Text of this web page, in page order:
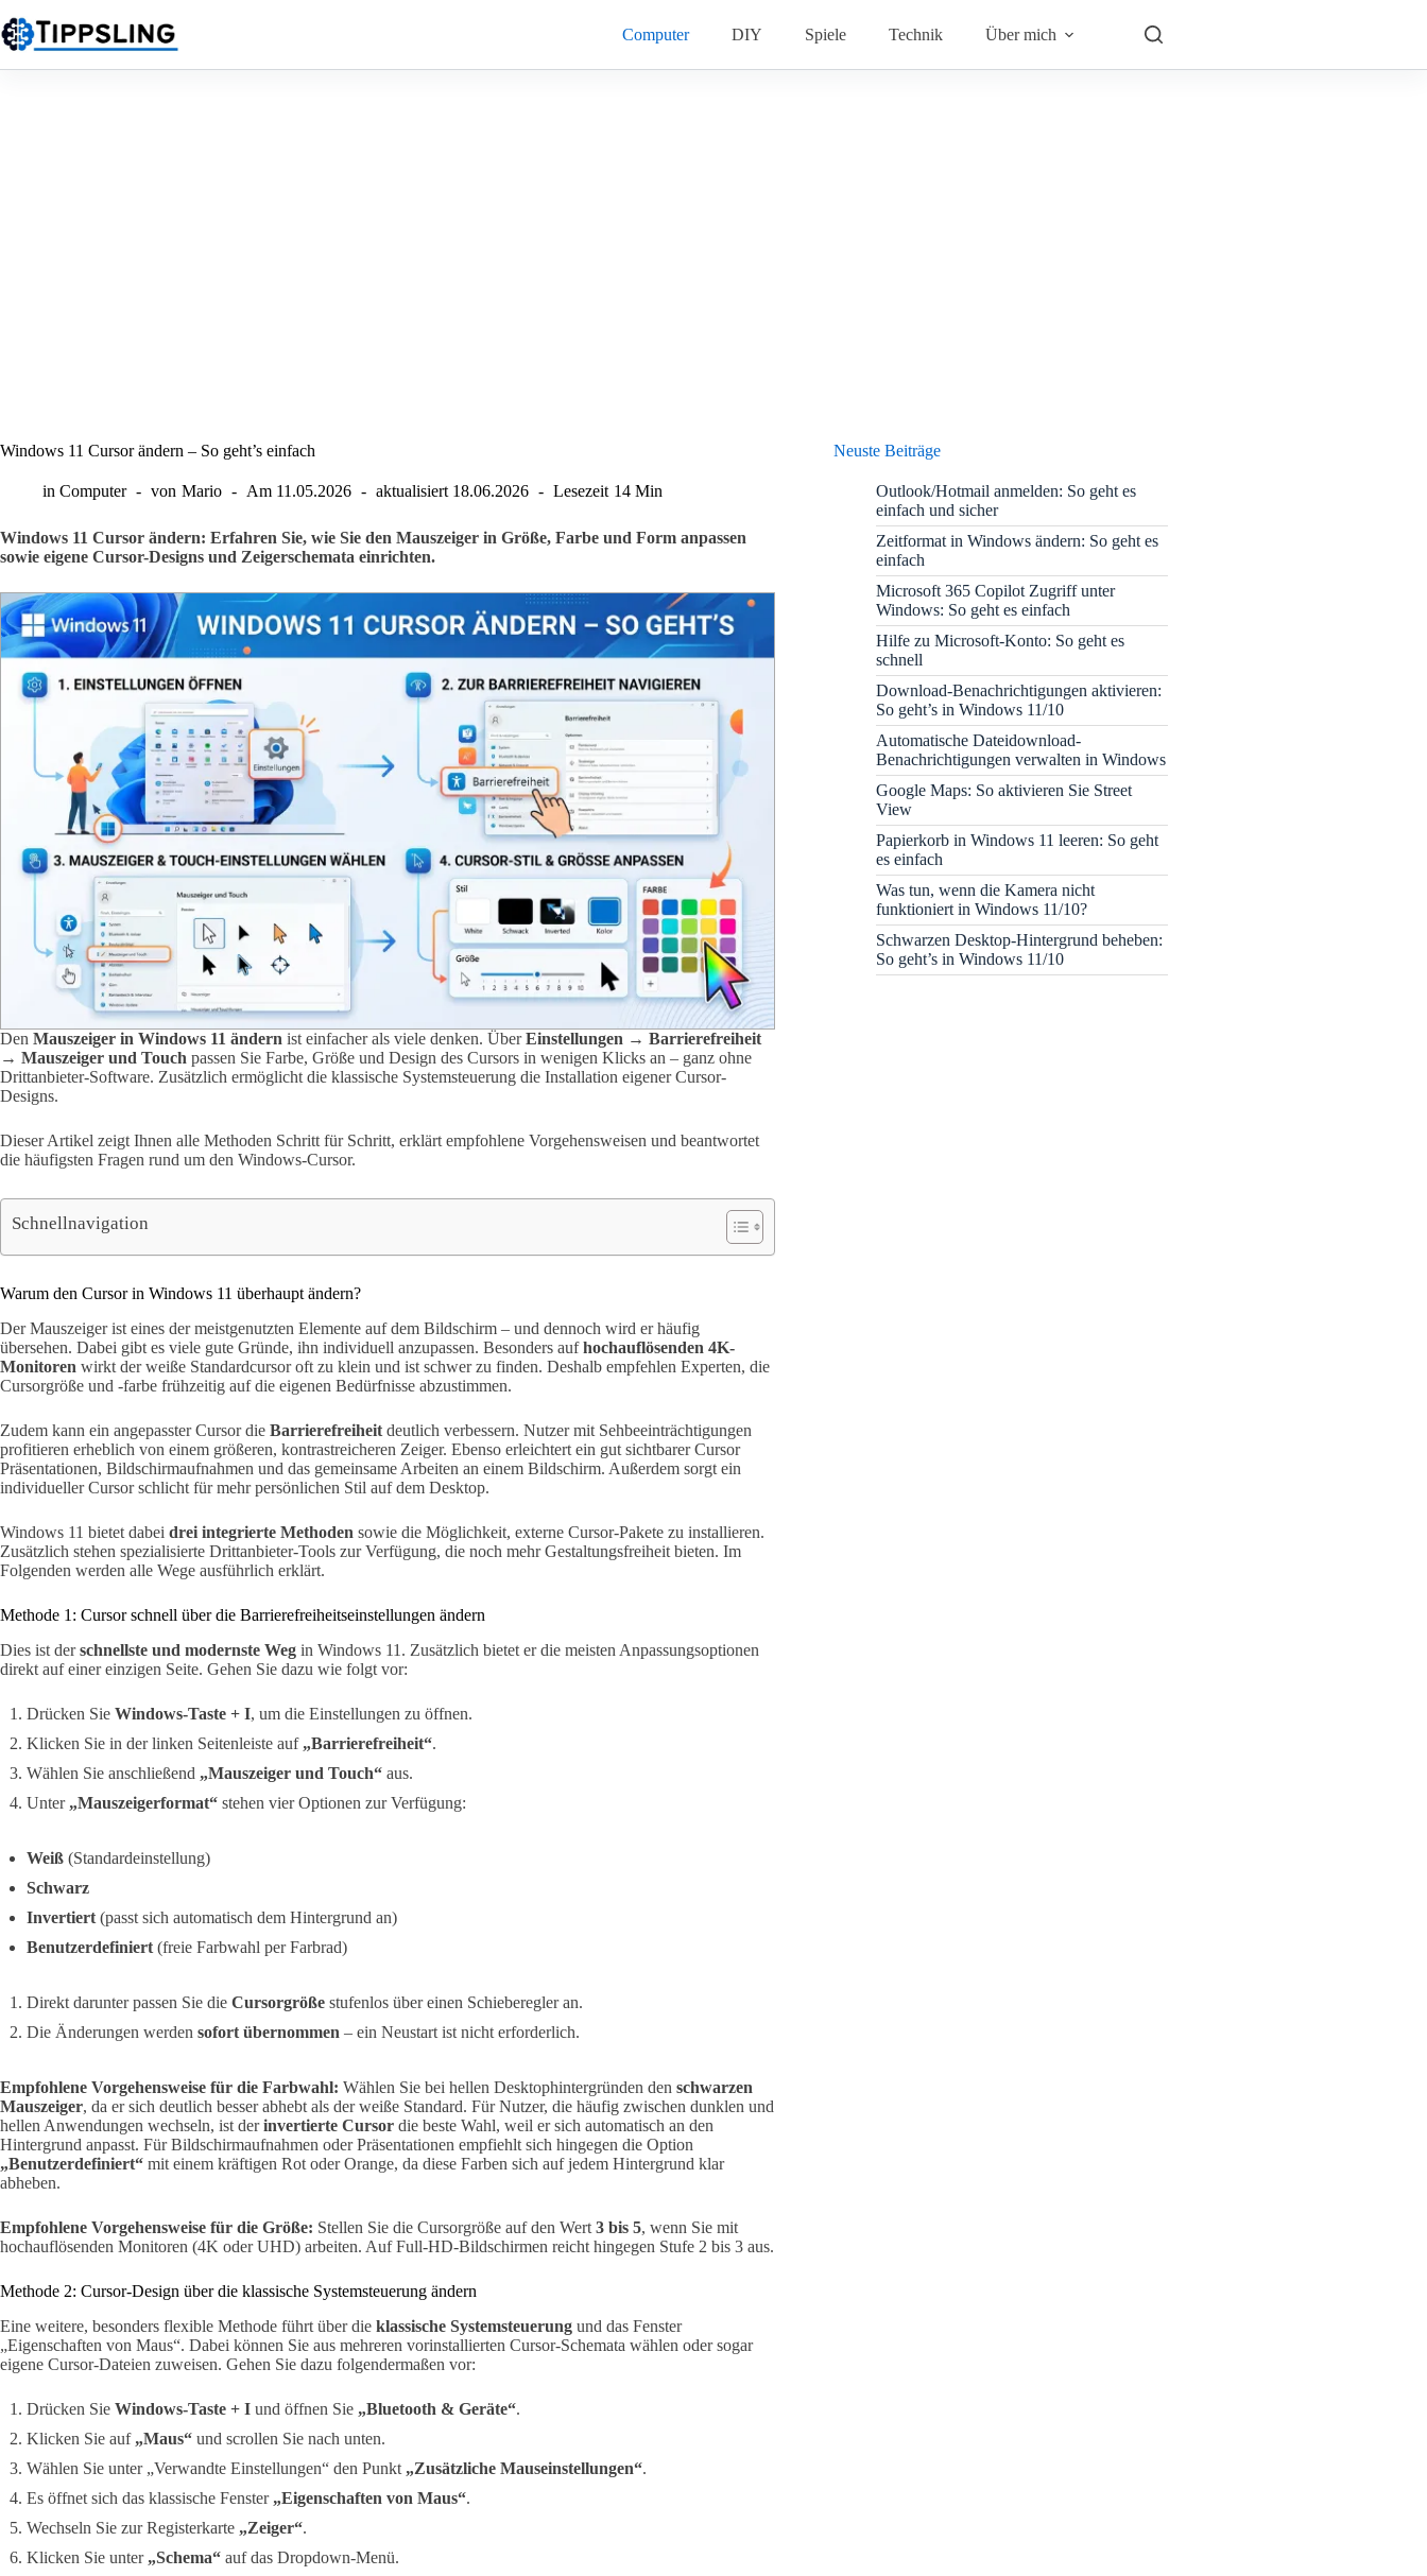
Inhalt
springen
Computer DIY Spiele Technik Über mich
Windows 11 Cursor ändern – So geht’s einfach
in Computer von Mario Am 11.05.2026 aktualisiert 18.06.2026 Lesezeit 14 Min
Windows 11 Cursor ändern: Erfahren Sie, wie Sie den Mauszeiger in Größe, Farbe und Form anpassen
sowie eigene Cursor-Designs und Zeigerschemata einrichten.
Den Mauszeiger in Windows 11 ändern ist einfacher als viele denken. ÜberEinstellungen → Barrierefreiheit
→ Mauszeiger und Touch passen Sie Farbe, Größe und Design des Cursors in wenigen Klicks an – ganz ohne
Drittanbieter-Software. Zusätzlich ermöglicht die klassische Systemsteuerung die Installation eigener Cursor-
Designs.
Dieser Artikel zeigt Ihnen alle Methoden Schritt für Schritt, erklärt empfohlene Vorgehensweisen und beantwortet
die häufigsten Fragen rund um den Windows-Cursor.
Schnellnavigation
Warum den Cursor in Windows 11 überhaupt ändern?
Der Mauszeiger ist eines der meistgenutzten Elemente auf dem Bildschirm – und dennoch wird er häufig
übersehen. Dabei gibt es viele gute Gründe, ihn individuell anzupassen. Besonders aufhochauflösenden 4K-
Monitoren wirkt der weiße Standardcursor oft zu klein und ist schwer zu finden. Deshalb empfehlen Experten, die
Cursorgröße und -farbe frühzeitig auf die eigenen Bedürfnisse abzustimmen.
Zudem kann ein angepasster Cursor die Barrierefreiheit deutlich verbessern. Nutzer mit Sehbeeinträchtigungen
profitieren erheblich von einem größeren, kontrastreicheren Zeiger. Ebenso erleichtert ein gut sichtbarer Cursor
Präsentationen, Bildschirmaufnahmen und das gemeinsame Arbeiten an einem Bildschirm. Außerdem sorgt ein
individueller Cursor schlicht für mehr persönlichen Stil auf dem Desktop.
Windows 11 bietet dabei drei integrierte Methoden sowie die Möglichkeit, externe Cursor-Pakete zu installieren.
Zusätzlich stehen spezialisierte Drittanbieter-Tools zur Verfügung, die noch mehr Gestaltungsfreiheit bieten. Im
Folgenden werden alle Wege ausführlich erklärt.
Methode 1: Cursor schnell über die Barrierefreiheitseinstellungen ändern
Dies ist derschnellste und modernste Weg in Windows 11. Zusätzlich bietet er die meisten Anpassungsoptionen
direkt auf einer einzigen Seite. Gehen Sie dazu wie folgt vor:
Drücken Sie Windows-Taste + I, um die Einstellungen zu öffnen.
Klicken Sie in der linken Seitenleiste auf „Barrierefreiheit“.
Wählen Sie anschließend „Mauszeiger und Touch“ aus.
Unter „Mauszeigerformat“ stehen vier Optionen zur Verfügung:
Weiß (Standardeinstellung)
Schwarz
Invertiert (passt sich automatisch dem Hintergrund an)
Benutzerdefiniert (freie Farbwahl per Farbrad)
Direkt darunter passen Sie die Cursorgröße stufenlos über einen Schieberegler an.
Die Änderungen werden sofort übernommen – ein Neustart ist nicht erforderlich.
Empfohlene Vorgehensweise für die Farbwahl: Wählen Sie bei hellen Desktophintergründen den schwarzen
Mauszeiger, da er sich deutlich besser abhebt als der weiße Standard. Für Nutzer, die häufig zwischen dunklen und
hellen Anwendungen wechseln, ist derinvertierte Cursor die beste Wahl, weil er sich automatisch an den
Hintergrund anpasst. Für Bildschirmaufnahmen oder Präsentationen empfiehlt sich hingegen die Option
„Benutzerdefiniert“ mit einem kräftigen Rot oder Orange, da diese Farben sich auf jedem Hintergrund klar
abheben.
Empfohlene Vorgehensweise für die Größe: Stellen Sie die Cursorgröße auf den Wert 3 bis 5, wenn Sie mit
hochauflösenden Monitoren (4K oder UHD) arbeiten. Auf Full-HD-Bildschirmen reicht hingegen Stufe 2 bis 3 aus.
Methode 2: Cursor-Design über die klassische Systemsteuerung ändern
Eine weitere, besonders flexible Methode führt über die klassische Systemsteuerung und das Fenster
„Eigenschaften von Maus“. Dabei können Sie aus mehreren vorinstallierten Cursor-Schemata wählen oder sogar
eigene Cursor-Dateien zuweisen. Gehen Sie dazu folgendermaßen vor:
Drücken Sie Windows-Taste + I und öffnen Sie „Bluetooth & Geräte“.
Klicken Sie auf „Maus“ und scrollen Sie nach unten.
Wählen Sie unter „Verwandte Einstellungen“ den Punkt „Zusätzliche Mauseinstellungen“.
Es öffnet sich das klassische Fenster „Eigenschaften von Maus“.
Wechseln Sie zur Registerkarte „Zeiger“.
Klicken Sie unter „Schema“ auf das Dropdown-Menü.
Neuste Beiträge
Outlook/Hotmail anmelden: So geht es
einfach und sicher
Zeitformat in Windows ändern: So geht es
einfach
Microsoft 365 Copilot Zugriff unter
Windows: So geht es einfach
Hilfe zu Microsoft-Konto: So geht es
schnell
Download-Benachrichtigungen aktivieren:
So geht’s in Windows 11/10
Automatische Dateidownload-
Benachrichtigungen verwalten in Windows
Google Maps: So aktivieren Sie Street
View
Papierkorb in Windows 11 leeren: So geht
es einfach
Was tun, wenn die Kamera nicht
funktioniert in Windows 11/10?
Schwarzen Desktop-Hintergrund beheben:
So geht’s in Windows 11/10